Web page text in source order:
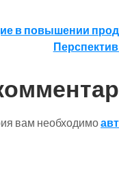
в повышении
вам необходимо